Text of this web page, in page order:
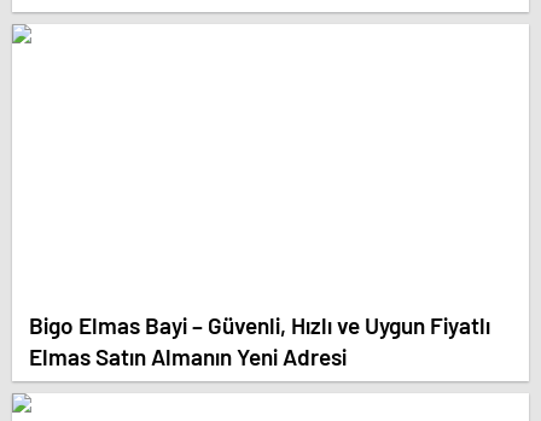
Bigo Elmas Bayi – Güvenli, Hızlı ve Uygun Fiyatlı
Elmas Satın Almanın Yeni Adresi